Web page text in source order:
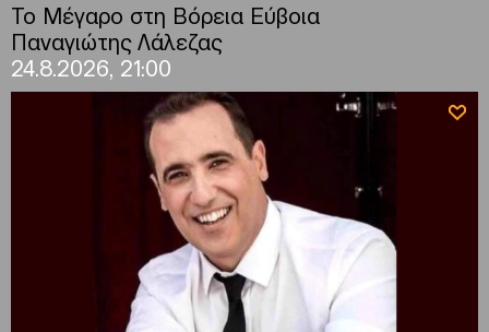
Το Μέγαρο στη Βόρεια Εύβοια
Παναγιώτης Λάλεζας
24.8.2026, 21:00